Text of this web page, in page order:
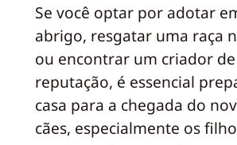
Se você optar por adotar
abrigo, resgatar uma raça
ou encontrar um criador
reputação, é essencial
casa para a chegada do
cães, especialmente os